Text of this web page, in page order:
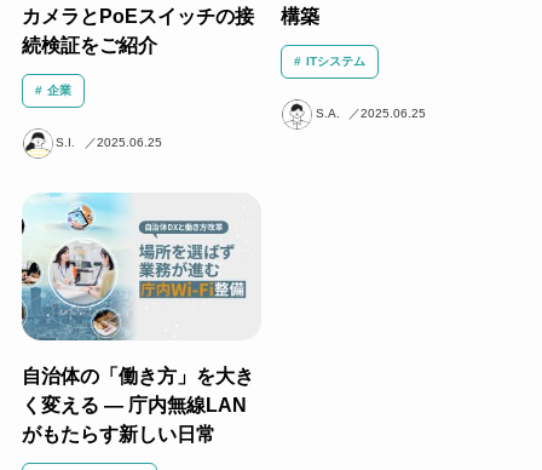
カメラとPoEスイッチの接
続検証をご紹介
企業
S.I. 2025.06.25
構築
ITシステム
S.A. 2025.06.25
自治体の「働き方」を大き
く変える — 庁内無線LAN
がもたらす新しい日常